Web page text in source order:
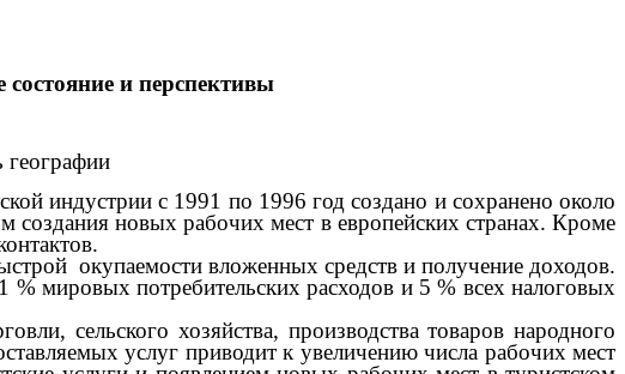
состояние и перспективы
географии
индустрии с 1991 по 1996 год создано и сохранено около
новых рабочих мест в европейских странах. Кроме
окупаемости вложенных средств и получение доходов.
мировых потребительских расходов и 5 % всех налоговых
сельского хозяйства, производства товаров народного
услуг приводит к увеличению числа рабочих мест